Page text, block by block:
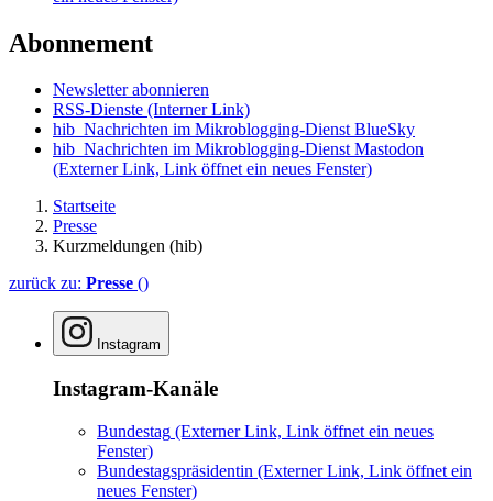
Abonnement
Newsletter abonnieren
RSS-Dienste (Interner Link)
hib_Nachrichten im Mikroblogging-Dienst BlueSky
hib_Nachrichten im Mikroblogging-Dienst Mastodon
(Externer Link, Link öffnet ein neues Fenster)
Startseite
Presse
Kurzmeldungen (hib)
zurück zu: Presse ()
Instagram
Instagram-Kanäle
Bundestag (Externer Link, Link öffnet ein neues
Fenster)
Bundestagspräsidentin (Externer Link, Link öffnet ein
neues Fenster)